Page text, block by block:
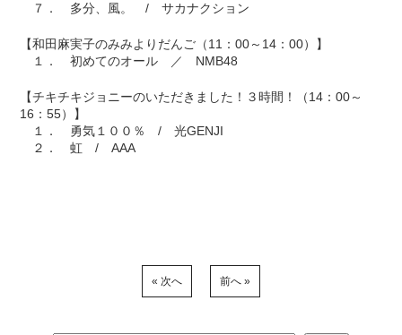
７． 多分、風。 / サカナクション
【和田麻実子のみみよりだんご（11：00～14：00）】
１． 初めてのオール ／ NMB48
【チキチキジョニーのいただきました！３時間！（14：00～
16：55）】
１． 勇気１００％ / 光GENJI
２． 虹 / AAA
« 次へ 前へ »